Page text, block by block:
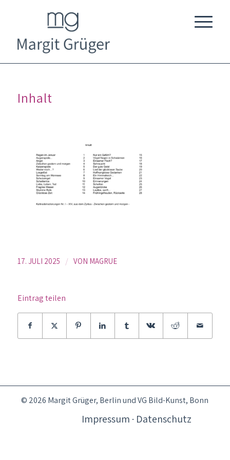
Inhalt
17. JULI 2025 / VON MAGRUE
Eintrag teilen
© 2026 Margit Grüger, Berlin und VG Bild-Kunst, Bonn
Impressum · Datenschutz